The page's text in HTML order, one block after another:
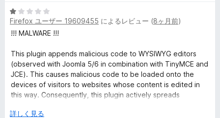
ー
中
1
の
価
5
段
階
1
の
評
価
Firefox ユーザー 19609455 によるレビュー (8ヶ月前)
!!! MALWARE !!!
This plugin appends malicious code to WYSIWYG editors
(observed with Joomla 5/6 in combination with TinyMCE and
JCE). This causes malicious code to be loaded onto the
devices of visitors to websites whose content is edited in
this way. Consequently, this plugin actively spreads
広
詳しく見る